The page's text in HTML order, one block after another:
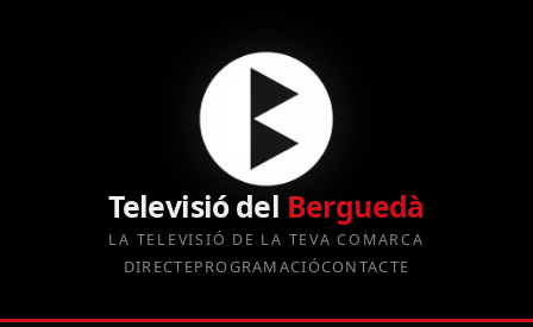
Televisió del Berguedà
LA TELEVISIÓ DE LA TEVA COMARCA
DIRECTEPROGRAMACIÓCONTACTE